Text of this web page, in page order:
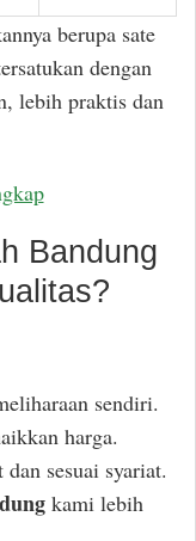
berupa sate
dengan
lebih praktis dan
Bandung
sendiri.
harga.
sesuai syariat.
kami lebih